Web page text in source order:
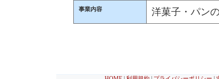
事業内容 洋菓子・パン